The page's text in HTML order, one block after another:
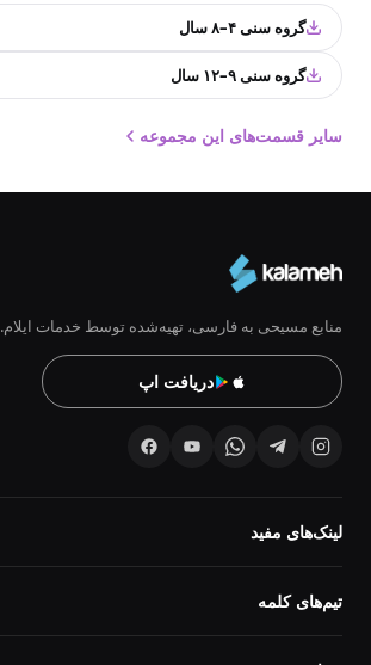
گروه سنی ۴–۸ سال
گروه سنی ۹–۱۲ سال
سایر قسمت‌های این مجموعه
منابع مسیحی به فارسی، تهیه‌شده توسط خدمات ایلام.
دریافت اپ
لینک‌های مفید
تیم‌های کلمه